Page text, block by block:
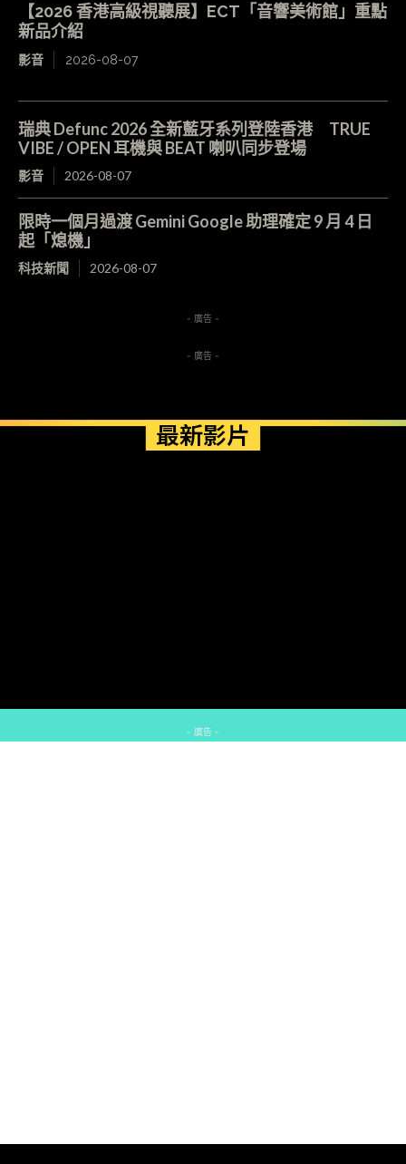
【2026 香港高級視聽展】ECT「音響美術館」重點
新品介紹
影音 2026-08-07
瑞典 Defunc 2026 全新藍牙系列登陸香港 TRUE
VIBE / OPEN 耳機與 BEAT 喇叭同步登場
影音 2026-08-07
限時一個月過渡 Gemini Google 助理確定 9 月 4 日
起「熄機」
科技新聞 2026-08-07
- 廣告 -
- 廣告 -
最新影片
- 廣告 -